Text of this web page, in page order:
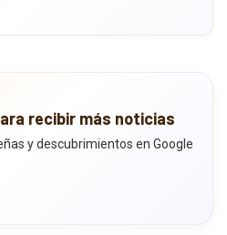
recibir más noticias
y descubrimientos en Google